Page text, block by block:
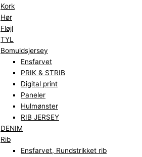
Kork
Hør
Fløjl
TYL
Bomuldsjersey
Ensfarvet
PRIK & STRIB
Digital print
Paneler
Hulmønster
RIB JERSEY
DENIM
Rib
Ensfarvet, Rundstrikket rib